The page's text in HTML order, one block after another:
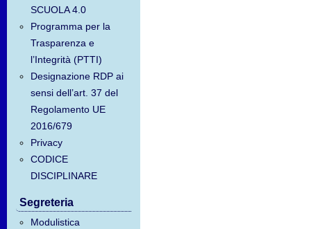
SCUOLA 4.0
Programma per la
Trasparenza e
l’Integrità (PTTI)
Designazione RDP ai
sensi dell’art. 37 del
Regolamento UE
2016/679
Privacy
CODICE
DISCIPLINARE
Segreteria
Modulistica